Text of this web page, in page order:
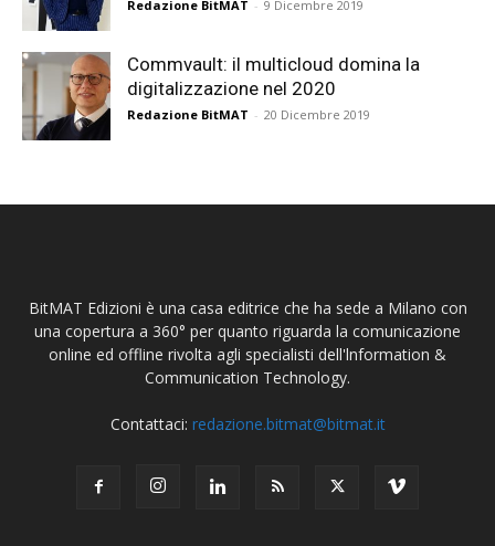
Redazione BitMAT - 9 Dicembre 2019
Commvault: il multicloud domina la
digitalizzazione nel 2020
Redazione BitMAT - 20 Dicembre 2019
BitMAT Edizioni è una casa editrice che ha sede a Milano con
una copertura a 360° per quanto riguarda la comunicazione
online ed offline rivolta agli specialisti dell'lnformation &
Communication Technology.
Contattaci: redazione.bitmat@bitmat.it